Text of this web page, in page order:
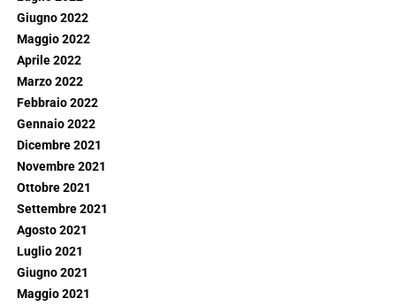
Giugno 2022
Maggio 2022
Aprile 2022
Marzo 2022
Febbraio 2022
Gennaio 2022
Dicembre 2021
Novembre 2021
Ottobre 2021
Settembre 2021
Agosto 2021
Luglio 2021
Giugno 2021
Maggio 2021